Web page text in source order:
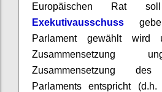
Europäischen Rat
Exekutivausschuss
Parlament gewählt
Zusammensetzung
Zusammensetzung des
Parlaments entspricht